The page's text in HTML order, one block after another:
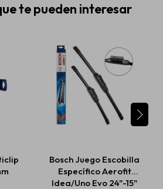
te pueden interesar
Bosch Juego Escobilla
Específico Aerofit
Idea/Uno Evo 24"-15"